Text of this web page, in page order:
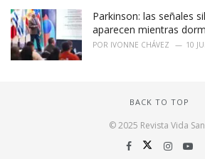
Parkinson: las señales
aparecen mientras
POR IVONNE CHÁVEZ 10
BACK TO TOP
© 2025 Revista Vida